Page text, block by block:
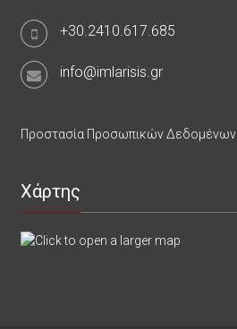
+30.2410.617.685
info@imlarisis.gr
Προστασία Προσωπικών Δεδομένων
Χάρτης